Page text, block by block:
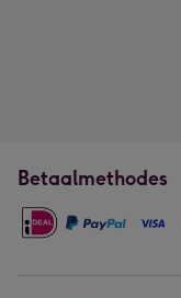
Betaalmethodes